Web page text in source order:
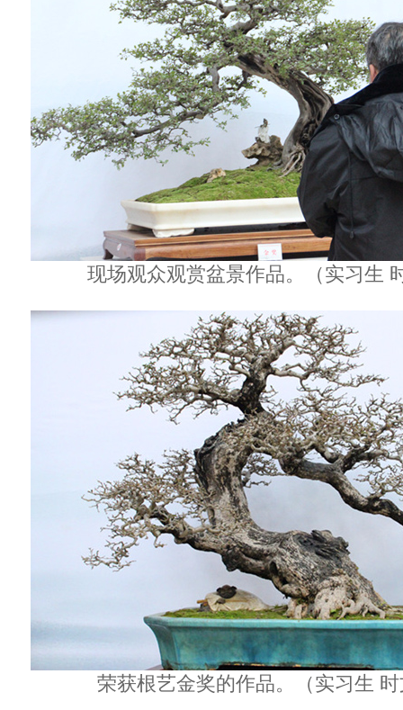
现场观众观赏盆景作品。（实习生
荣获根艺金奖的作品。（实习生